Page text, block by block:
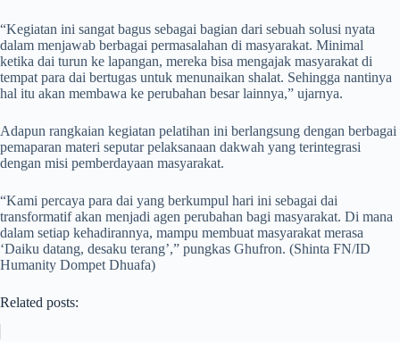
“Kegiatan ini sangat bagus sebagai bagian dari sebuah solusi nyata
dalam menjawab berbagai permasalahan di masyarakat. Minimal
ketika dai turun ke lapangan, mereka bisa mengajak masyarakat di
tempat para dai bertugas untuk menunaikan shalat. Sehingga nantinya
hal itu akan membawa ke perubahan besar lainnya,” ujarnya.
Adapun rangkaian kegiatan pelatihan ini berlangsung dengan berbagai
pemaparan materi seputar pelaksanaan dakwah yang terintegrasi
dengan misi pemberdayaan masyarakat.
“Kami percaya para dai yang berkumpul hari ini sebagai dai
transformatif akan menjadi agen perubahan bagi masyarakat. Di mana
dalam setiap kehadirannya, mampu membuat masyarakat merasa
‘Daiku datang, desaku terang’,” pungkas Ghufron. (Shinta FN/ID
Humanity Dompet Dhuafa)
Related posts: